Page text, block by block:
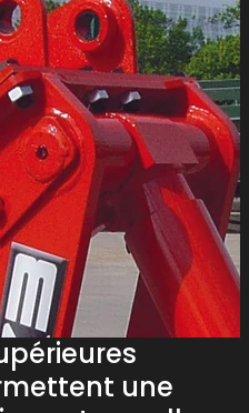
périeures
mettent une